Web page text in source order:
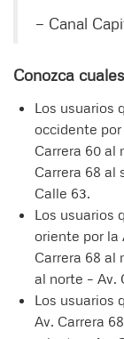
— Canal
Conozca
Los usuarios
occidente
Carrera 60 al
Carrera 68 al
Calle 63.
Los usuarios
oriente por la
Carrera 68 al
al norte – Av.
Los usuarios
Av. Carrera